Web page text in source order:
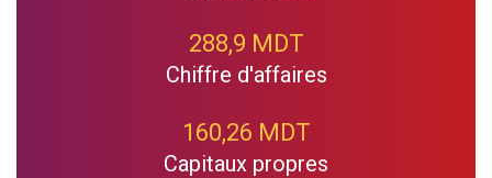
288,9 MDT
Chiffre d'affaires
160,26 MDT
Capitaux propres